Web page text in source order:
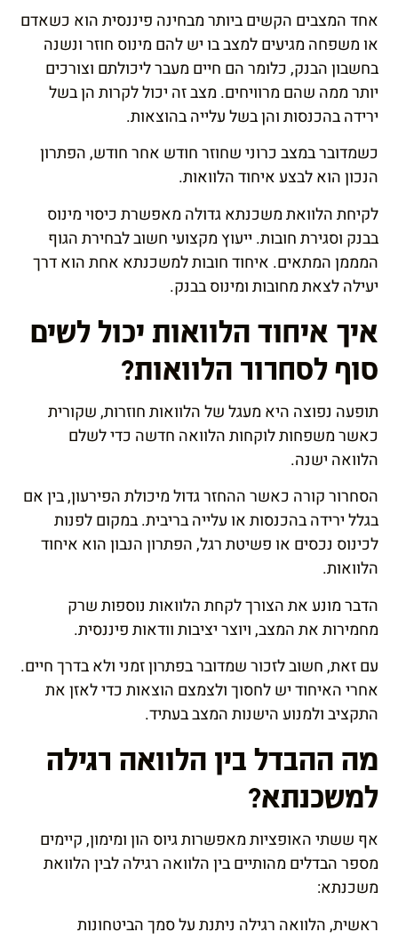
אחד המצבים הקשים ביותר מבחינה פיננסית הוא כשאדם
או משפחה מגיעים למצב בו יש להם מינוס חוזר ונשנה
בחשבון הבנק, כלומר הם חיים מעבר ליכולתם וצורכים
יותר ממה שהם מרוויחים. מצב זה יכול לקרות הן בשל
ירידה בהכנסות והן בשל עלייה בהוצאות.
כשמדובר במצב כרוני שחוזר חודש אחר חודש, הפתרון
הנכון הוא לבצע איחוד הלוואות.
לקיחת הלוואת משכנתא גדולה מאפשרת כיסוי מינוס
בבנק וסגירת חובות. ייעוץ מקצועי חשוב לבחירת הגוף
המממן המתאים. איחוד חובות למשכנתא אחת הוא דרך
יעילה לצאת מחובות ומינוס בבנק.
איך איחוד הלוואות יכול לשים
סוף לסחרור הלוואות?
תופעה נפוצה היא מעגל של הלוואות חוזרות, שקורית
כאשר משפחות לוקחות הלוואה חדשה כדי לשלם
הלוואה ישנה.
הסחרור קורה כאשר ההחזר גדול מיכולת הפירעון, בין אם
בגלל ירידה בהכנסות או עלייה בריבית. במקום לפנות
לכינוס נכסים או פשיטת רגל, הפתרון הנבון הוא איחוד
הלוואות.
הדבר מונע את הצורך לקחת הלוואות נוספות שרק
מחמירות את המצב, ויוצר יציבות וודאות פיננסית.
עם זאת, חשוב לזכור שמדובר בפתרון זמני ולא בדרך חיים.
אחרי האיחוד יש לחסוך ולצמצם הוצאות כדי לאזן את
התקציב ולמנוע הישנות המצב בעתיד.
מה ההבדל בין הלוואה רגילה
למשכנתא?
אף ששתי האופציות מאפשרות גיוס הון ומימון, קיימים
מספר הבדלים מהותיים בין הלוואה רגילה לבין הלוואת
משכנתא:
ראשית, הלוואה רגילה ניתנת על סמך הביטחונות